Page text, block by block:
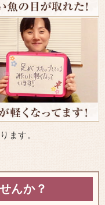
ます。
んか？